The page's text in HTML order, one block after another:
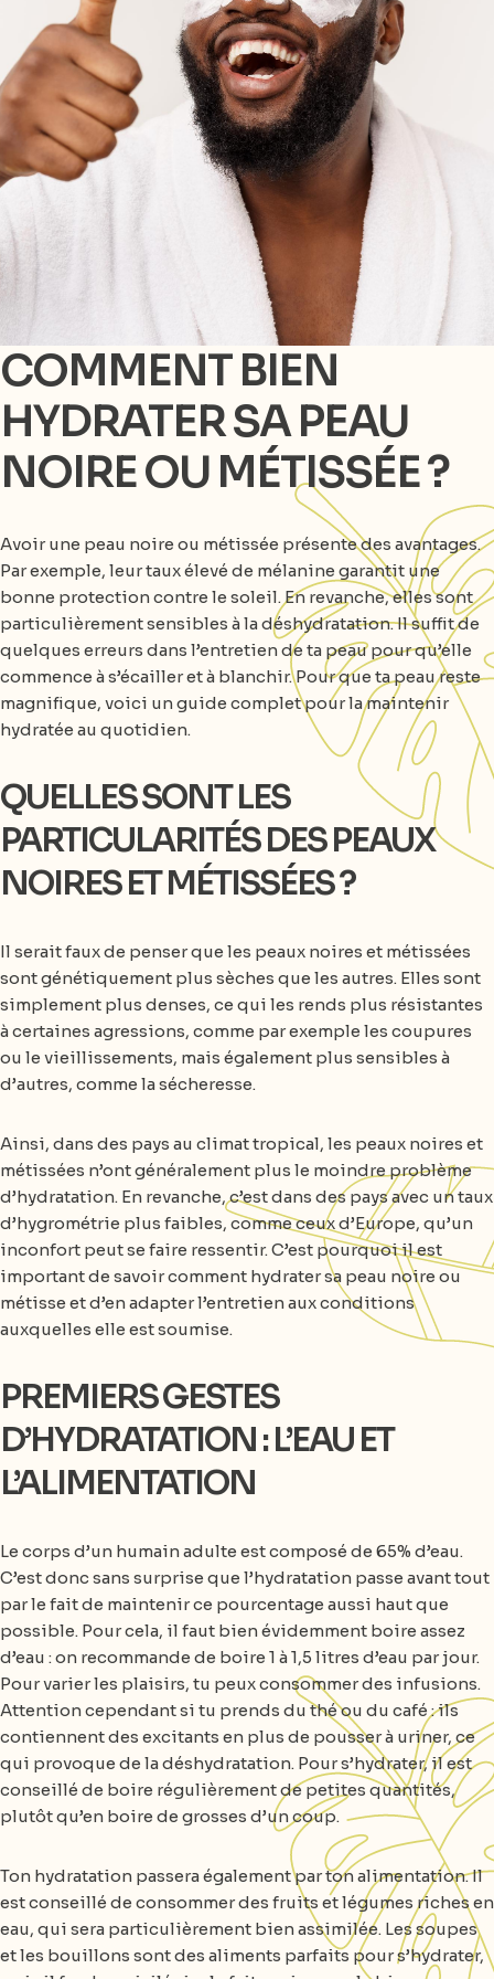
COMMENT BIEN
HYDRATER SA PEAU
NOIRE OU MÉTISSÉE ?
Avoir une peau noire ou métissée présente des avantages.
Par exemple, leur taux élevé de mélanine garantit une
bonne protection contre le soleil. En revanche, elles sont
particulièrement sensibles à la déshydratation. Il suffit de
quelques erreurs dans l’entretien de ta peau pour qu’elle
commence à s’écailler et à blanchir. Pour que ta peau reste
magnifique, voici un guide complet pour la maintenir
hydratée au quotidien.
QUELLES SONT LES
PARTICULARITÉS DES PEAUX
NOIRES ET MÉTISSÉES ?
Il serait faux de penser que les peaux noires et métissées
sont génétiquement plus sèches que les autres. Elles sont
simplement plus denses, ce qui les rends plus résistantes
à certaines agressions, comme par exemple les coupures
ou le vieillissements, mais également plus sensibles à
d’autres, comme la sécheresse.
Ainsi, dans des pays au climat tropical, les peaux noires et
métissées n’ont généralement plus le moindre problème
d’hydratation. En revanche, c’est dans des pays avec un taux
d’hygrométrie plus faibles, comme ceux d’Europe, qu’un
inconfort peut se faire ressentir. C’est pourquoi il est
important de savoir comment hydrater sa peau noire ou
métisse et d’en adapter l’entretien aux conditions
auxquelles elle est soumise.
PREMIERS GESTES
D’HYDRATATION : L’EAU ET
L’ALIMENTATION
Le corps d’un humain adulte est composé de 65% d’eau.
C’est donc sans surprise que l’hydratation passe avant tout
par le fait de maintenir ce pourcentage aussi haut que
possible. Pour cela, il faut bien évidemment boire assez
d’eau : on recommande de boire 1 à 1,5 litres d’eau par jour.
Pour varier les plaisirs, tu peux consommer des infusions.
Attention cependant si tu prends du thé ou du café : ils
contiennent des excitants en plus de pousser à uriner, ce
qui provoque de la déshydratation. Pour s’hydrater, il est
conseillé de boire régulièrement de petites quantités,
plutôt qu’en boire de grosses d’un coup.
Ton hydratation passera également par ton alimentation. Il
est conseillé de consommer des fruits et légumes riches en
eau, qui sera particulièrement bien assimilée. Les soupes
et les bouillons sont des aliments parfaits pour s’hydrater,